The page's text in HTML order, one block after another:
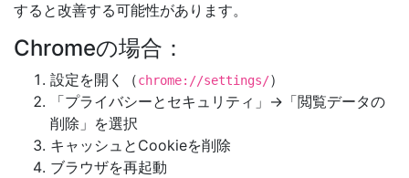
すると改善する可能性があります。
Chromeの場合：
設定を開く（chrome://settings/）
「プライバシーとセキュリティ」→「閲覧データの
削除」を選択
キャッシュとCookieを削除
ブラウザを再起動